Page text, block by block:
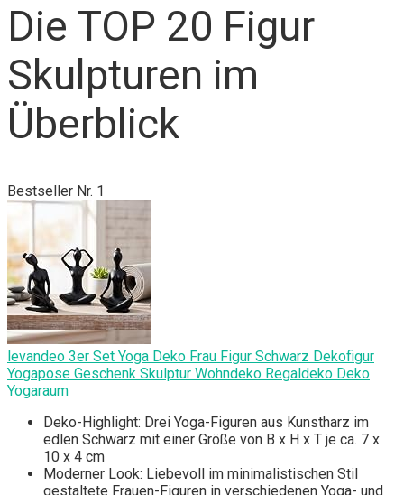
Die TOP 20 Figur
Skulpturen im
Überblick
Bestseller Nr. 1
levandeo 3er Set Yoga Deko Frau Figur Schwarz Dekofigur
Yogapose Geschenk Skulptur Wohndeko Regaldeko Deko
Yogaraum
Deko-Highlight: Drei Yoga-Figuren aus Kunstharz im
edlen Schwarz mit einer Größe von B x H x T je ca. 7 x
10 x 4 cm
Moderner Look: Liebevoll im minimalistischen Stil
gestaltete Frauen-Figuren in verschiedenen Yoga- und